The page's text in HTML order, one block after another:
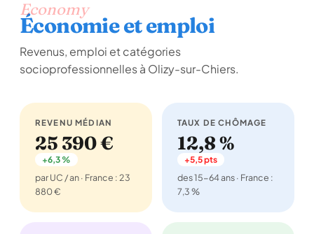
Economy
Économie et emploi
Revenus, emploi et catégories
socioprofessionnelles à Olizy-sur-Chiers.
REVENU MÉDIAN
25 390 €
+6,3 %
par UC / an · France : 23
880 €
TAUX DE CHÔMAGE
12,8 %
+5,5 pts
des 15-64 ans · France :
7,3 %